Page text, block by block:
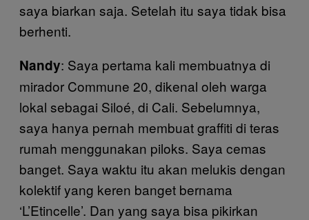
saya biarkan saja. Setelah itu saya tidak bisa
berhenti.
Nandy: Saya pertama kali membuatnya di
mirador Commune 20, dikenal oleh warga
lokal sebagai Siloé, di Cali. Sebelumnya,
saya hanya pernah membuat graffiti di teras
rumah menggunakan piloks. Saya cemas
banget. Saya waktu itu akan melukis dengan
kolektif yang keren banget bernama
‘L’Etincelle’. Dan yang saya bisa pikirkan